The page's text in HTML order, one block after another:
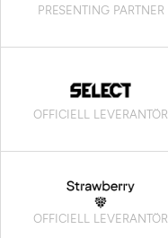
PRESENTING PARTNER
OFFICIELL LEVERANTÖR
OFFICIELL LEVERANTÖR